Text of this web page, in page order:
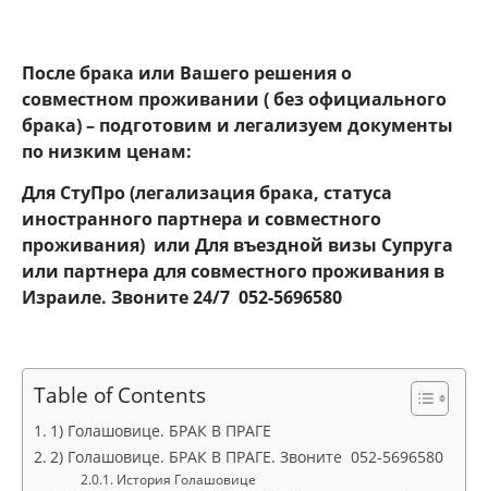
После брака или Вашего решения о
совместном проживании ( без официального
брака) – подготовим и легализуем документы
по низким ценам:
Для СтуПро (легализация брака, статуса
иностранного партнера и совместного
проживания) или Для въездной визы Супруга
или партнера для совместного проживания в
Израиле. Звоните 24/7 052-5696580
Table of Contents
1) Голашовице. БРАК В ПРАГЕ
2) Голашовице. БРАК В ПРАГЕ. Звоните 052-5696580
История Голашовице